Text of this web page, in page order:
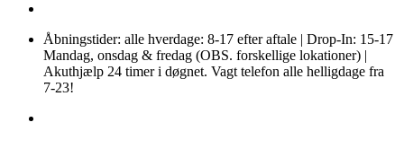
Åbningstider: alle hverdage: 8-17 efter aftale | Drop-In: 15-17
Mandag, onsdag & fredag (OBS. forskellige lokationer) |
Akuthjælp 24 timer i døgnet. Vagt telefon alle helligdage fra
7-23!